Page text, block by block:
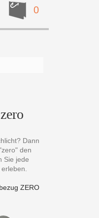
0
Dann
den
Sie jede
ZERO